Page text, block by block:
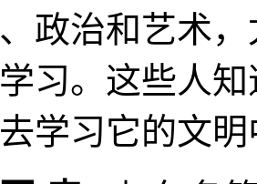
政治和艺术
习。这些人
学习它的文